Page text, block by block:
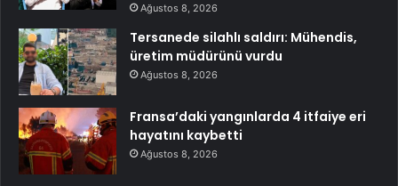
Ağustos 8, 2026
Tersanede silahlı saldırı: Mühendis,
üretim müdürünü vurdu
Ağustos 8, 2026
Fransa’daki yangınlarda 4 itfaiye eri
hayatını kaybetti
Ağustos 8, 2026